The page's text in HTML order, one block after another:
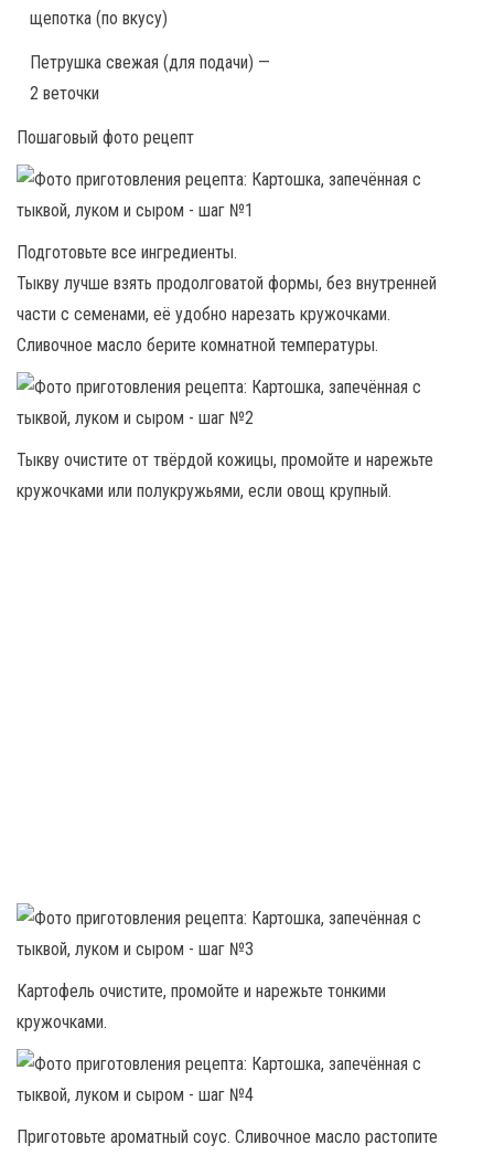
щепотка (по вкусу)
Петрушка свежая (для подачи) —
2 веточки
Пошаговый фото рецепт
Подготовьте все ингредиенты.
Тыкву лучше взять продолговатой формы, без внутренней
части с семенами, её удобно нарезать кружочками.
Сливочное масло берите комнатной температуры.
Тыкву очистите от твёрдой кожицы, промойте и нарежьте
кружочками или полукружьями, если овощ крупный.
Картофель очистите, промойте и нарежьте тонкими
кружочками.
Приготовьте ароматный соус. Сливочное масло растопите